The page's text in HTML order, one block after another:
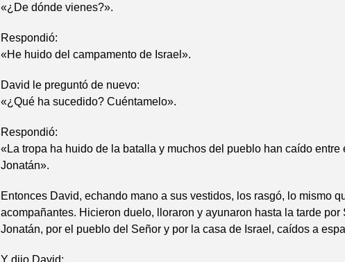
«¿De dónde vienes?».
Respondió:
«He huido del campamento de Israel».
David le preguntó de nuevo:
«¿Qué ha sucedido? Cuéntamelo».
Respondió:
«La tropa ha huido de la batalla y muchos del pueblo han caído entre
Jonatán».
Entonces David, echando mano a sus vestidos, los rasgó, lo mismo
acompañantes. Hicieron duelo, lloraron y ayunaron hasta la tarde por
Jonatán, por el pueblo del Señor y por la casa de Israel, caídos a
Y dijo David: